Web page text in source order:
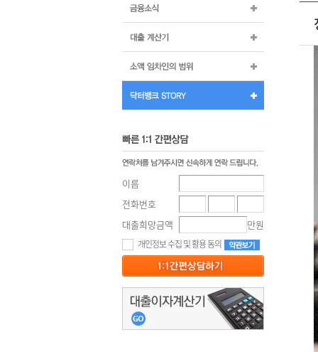
이름
전화번호
대출희망금액
만원
개인정보 수집 및 활용 동의